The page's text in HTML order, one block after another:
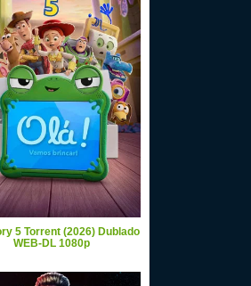
5 Torrent (2026) Dublado
WEB-DL 1080p